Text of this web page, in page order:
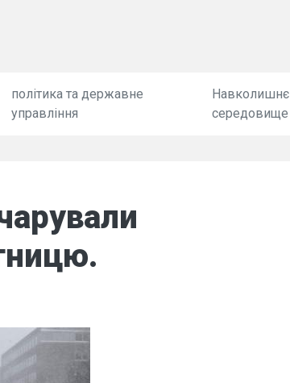
політика та державне
управління
Навколишнє
середовище